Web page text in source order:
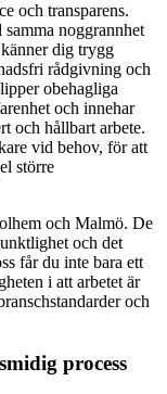
och transparens.
noggrannhet
dig trygg
rådgivning och
obehagliga
och innehar
och hållbart arbete.
vid behov, för att
större
och Malmö. De
och det
får du inte bara ett
i att arbetet är
och
process